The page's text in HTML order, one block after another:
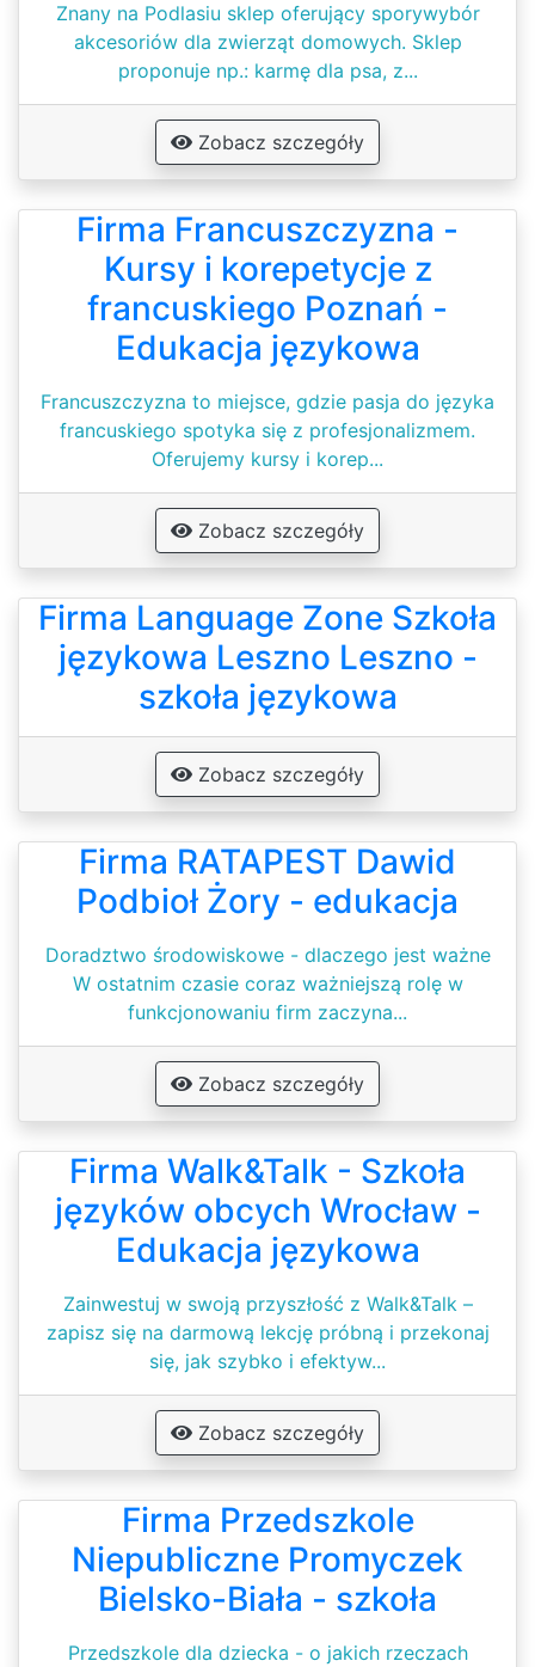
Znany na Podlasiu sklep oferujący sporywybór
akcesoriów dla zwierząt domowych. Sklep
proponuje np.: karmę dla psa, z...
Zobacz szczegóły
Firma Francuszczyzna -
Kursy i korepetycje z
francuskiego Poznań -
Edukacja językowa
Francuszczyzna to miejsce, gdzie pasja do języka
francuskiego spotyka się z profesjonalizmem.
Oferujemy kursy i korep...
Zobacz szczegóły
Firma Language Zone Szkoła
językowa Leszno Leszno -
szkoła językowa
Zobacz szczegóły
Firma RATAPEST Dawid
Podbioł Żory - edukacja
Doradztwo środowiskowe - dlaczego jest ważne
W ostatnim czasie coraz ważniejszą rolę w
funkcjonowaniu firm zaczyna...
Zobacz szczegóły
Firma Walk&Talk - Szkoła
języków obcych Wrocław -
Edukacja językowa
Zainwestuj w swoją przyszłość z Walk&Talk –
zapisz się na darmową lekcję próbną i przekonaj
się, jak szybko i efektyw...
Zobacz szczegóły
Firma Przedszkole
Niepubliczne Promyczek
Bielsko-Biała - szkoła
Przedszkole dla dziecka - o jakich rzeczach